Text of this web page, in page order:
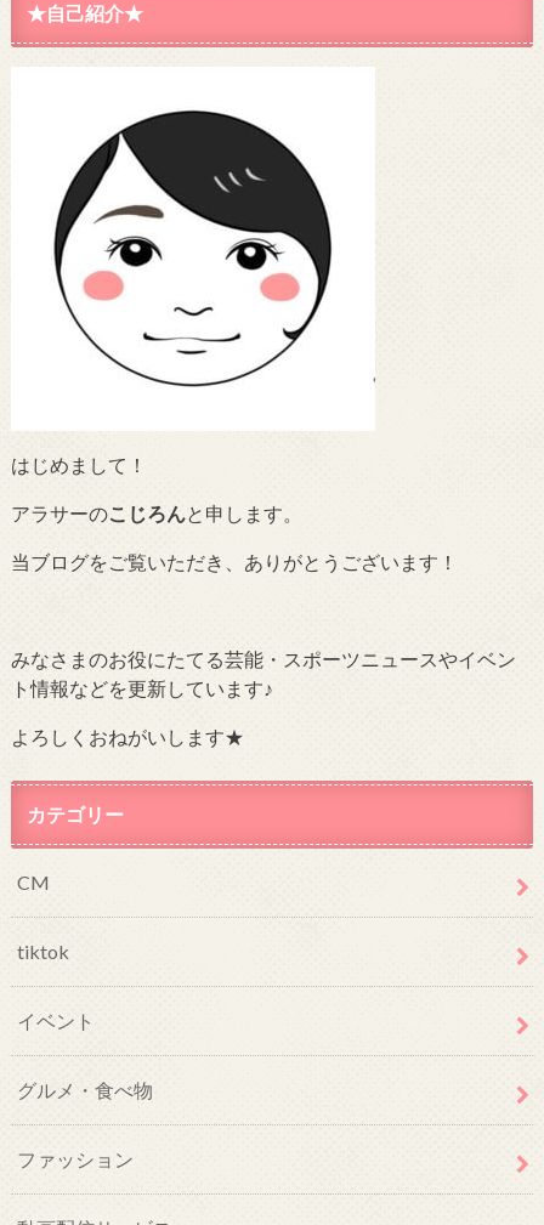
★自己紹介★
はじめまして！
アラサーのこじろんと申します。
当ブログをご覧いただき、ありがとうございます！
みなさまのお役にたてる芸能・スポーツニュースやイベン
ト情報などを更新しています♪
よろしくおねがいします★
カテゴリー
CM
tiktok
イベント
グルメ・食べ物
ファッション